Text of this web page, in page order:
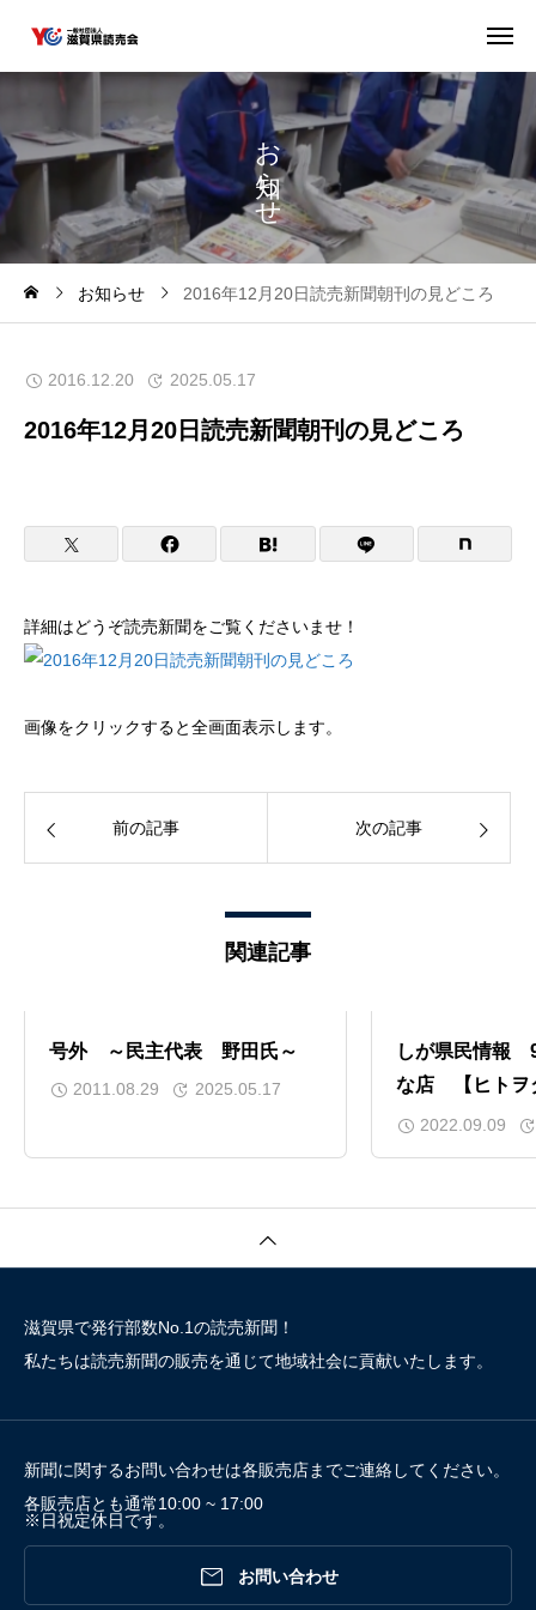
お
ら
せ
お知らせ 2016年12月20日読売新聞朝刊の見どころ
2016.12.20 2025.05.17
2016年12月20日読売新聞朝刊の見どころ
詳細はどうぞ読売新聞をご覧くださいませ！
画像をクリックすると全画面表示します。
前の記事 次の記事
関連記事
号外 ～民主代表 野田氏～
2011.08.29 2025.05.17
しが県民情報
な店 【ヒトヲ
ェ（彦根市）】
2022.09.09
滋賀県で発行部数No.1の読売新聞！
私たちは読売新聞の販売を通じて地域社会に貢献いたします。
新聞に関するお問い合わせは各販売店までご連絡してください。
各販売店とも通常10:00 ~ 17:00
※日祝定休日です。
 お問い合わせ